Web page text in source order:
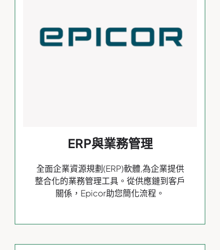
ERP與業務管理
全面企業資源規劃(ERP)軟體,為企業提供
整合化的業務管理工具。從供應鏈到客戶
關係，Epicor助您簡化流程。